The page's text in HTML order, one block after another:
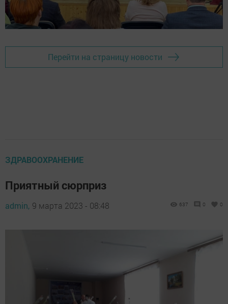
Перейти на страницу новости
ЗДРАВООХРАНЕНИЕ
Приятный сюрприз
admin, 9 марта 2023 - 08:48 637 0 0